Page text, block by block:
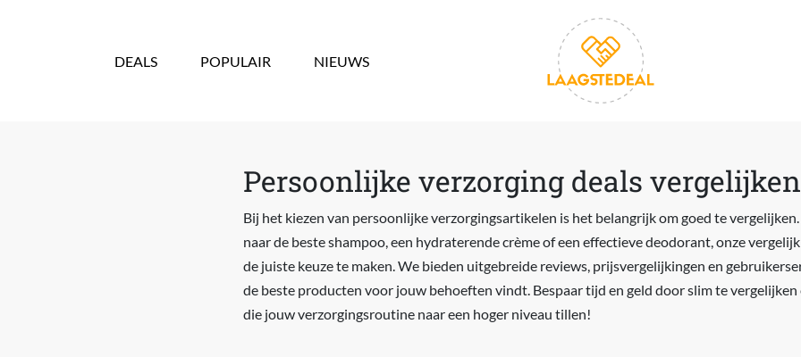
DEALS POPULAIR NIEUWS
Persoonlijke verzorging deals vergelijken
Bij het kiezen van persoonlijke verzorgingsartikelen is het belangrijk om goed te
naar de beste shampoo, een hydraterende crème of een effectieve deodorant, onze
de juiste keuze te maken. We bieden uitgebreide reviews, prijsvergelijkingen en
de beste producten voor jouw behoeften vindt. Bespaar tijd en geld door slim te
die jouw verzorgingsroutine naar een hoger niveau tillen!